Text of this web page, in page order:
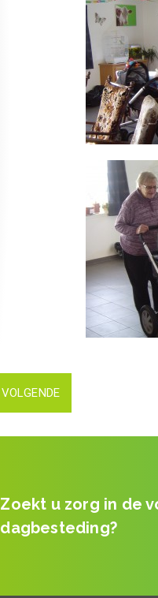
VOLGENDE
Zoekt u zorg in de
dagbesteding?